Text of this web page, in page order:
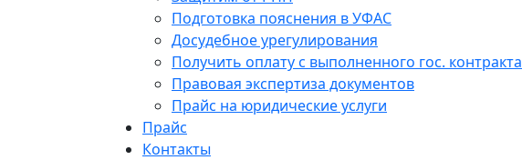
Подготовка пояснения в УФАС
Досудебное урегулирования
Получить оплату с выполненного гос. контракта
Правовая экспертиза документов
Прайс на юридические услуги
Прайс
Контакты